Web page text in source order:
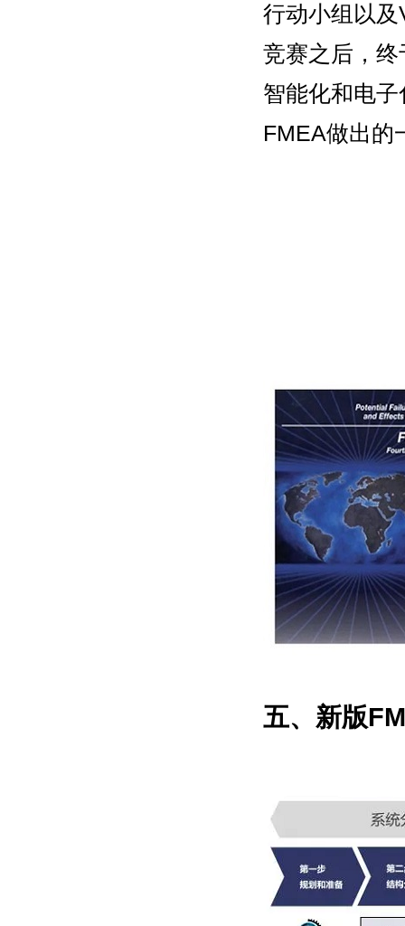
行动小组以
竞赛之后，
智能化和电
FMEA做出的
五、新版